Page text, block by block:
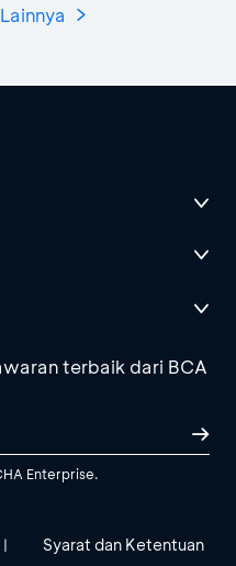
terbaik dari BCA
Enterprise.
| Syarat dan Ketentuan